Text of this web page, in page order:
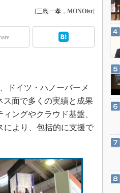
ンとCAE
データ
ャパン
計・開発
ティ
[三島一孝 ， MONOist]
ドイツ・ハノーバーメ
ス面で多くの実績と成果
ングやクラウド基盤、
により、包括的に支援で